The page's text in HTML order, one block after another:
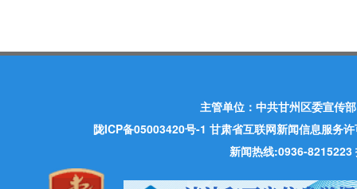
主管单位：中共甘州区委宣传
陇ICP备05003420号-1 甘肃省互联网新闻信息服务
新闻热线:0936-8215223